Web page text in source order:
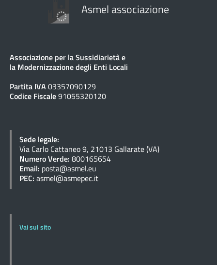
Asmel associazione
Associazione per la Sussidiarietà e
la Modernizzazione degli Enti Locali
Partita IVA03357090129
Codice Fiscale91055320120
Sede legale:
Via Carlo Cattaneo 9, 21013 Gallarate (VA)
Numero Verde: 800165654
Email: posta@asmel.eu
PEC: asmel@asmepec.it
Vai sul sito